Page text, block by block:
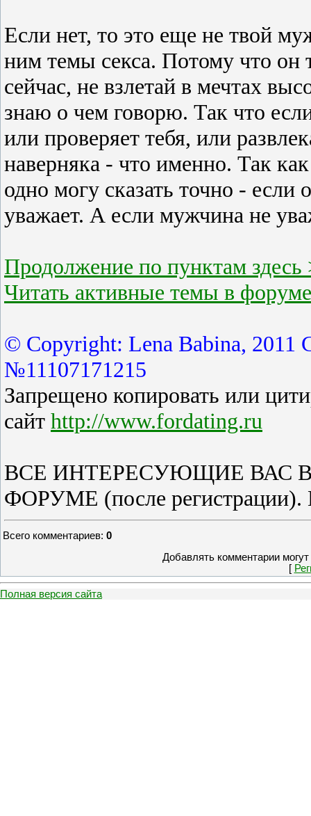
Если нет, то это еще не твой
ним темы секса. Потому что он
сейчас, не взлетай в мечтах
знаю о чем говорю. Так что
или проверяет тебя, или
наверняка - что именно. Так
одно могу сказать точно - если
уважает. А если мужчина не
Продолжение по пунктам здесь
Читать активные темы в
© Copyright: Lena Babina, 2011
№11107171215
Запрещено копировать или
сайт http://www.fordating.ru
ВСЕ ИНТЕРЕСУЮЩИЕ ВАС
ФОРУМЕ (после
Всего комментариев: 0
Добавлять комментарии
[
Полная версия сайта